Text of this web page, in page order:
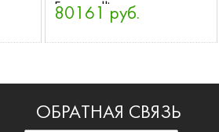
Fumagalli
80161 руб.
ОБРАТНАЯ СВЯЗЬ